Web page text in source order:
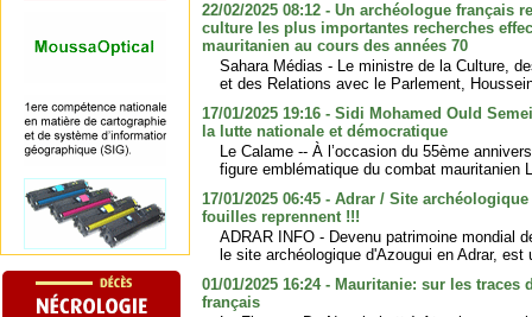
22/02/2025 08:12 - Un archéologue français
culture les plus importantes recherches
mauritanien au cours des années 70
Sahara Médias - Le ministre de la Culture,
et des Relations avec le Parlement,
17/01/2025 19:16 - Sidi Mohamed Ould
la lutte nationale et démocratique
Le Calame -- À l’occasion du 55ème
figure emblématique du combat mauritanien
17/01/2025 06:45 - Adrar / Site
fouilles reprennent !!!
ADRAR INFO - Devenu patrimoine mondial
le site archéologique d'Azougui en Adrar,
01/01/2025 16:24 - Mauritanie: sur les traces
français